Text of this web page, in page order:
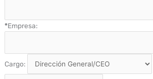
*Empresa:
Cargo: